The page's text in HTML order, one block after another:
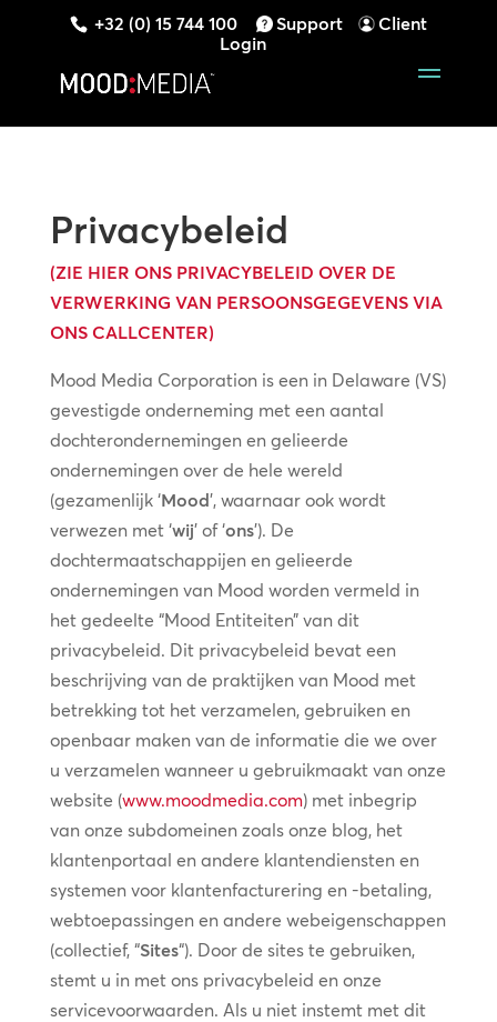
+32 (0) 15 744 100 Support
Client
Login
Privacybeleid
(ZIE HIER ONS PRIVACYBELEID OVER DE
VERWERKING VAN PERSOONSGEGEVENS VIA
ONS CALLCENTER)
Mood Media Corporation is een in Delaware (VS)
gevestigde onderneming met een aantal
dochterondernemingen en gelieerde
ondernemingen over de hele wereld
(gezamenlijk ‘Mood’, waarnaar ook wordt
verwezen met ‘wij’ of ‘ons’). De
dochtermaatschappijen en gelieerde
ondernemingen van Mood worden vermeld in
het gedeelte “Mood Entiteiten” van dit
privacybeleid. Dit privacybeleid bevat een
beschrijving van de praktijken van Mood met
betrekking tot het verzamelen, gebruiken en
openbaar maken van de informatie die we over
u verzamelen wanneer u gebruikmaakt van onze
website (www.moodmedia.com) met inbegrip
van onze subdomeinen zoals onze blog, het
klantenportaal en andere klantendiensten en
systemen voor klantenfacturering en -betaling,
webtoepassingen en andere webeigenschappen
(collectief, “Sites“). Door de sites te gebruiken,
stemt u in met ons privacybeleid en onze
servicevoorwaarden. Als u niet instemt met dit